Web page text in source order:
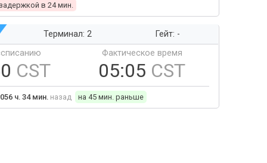
в 24 мин.
Терминал: 2
Гейт: -
CST
Фактическое время
05:05 CST
ч. 34 мин. назад на 45 мин. раньше